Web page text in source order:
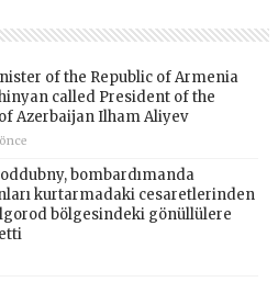
of the Republic of Armenia
called President of the
Azerbaijan Ilham Aliyev
bombardımanda
kurtarmadaki cesaretlerinden
bölgesindeki gönüllülere